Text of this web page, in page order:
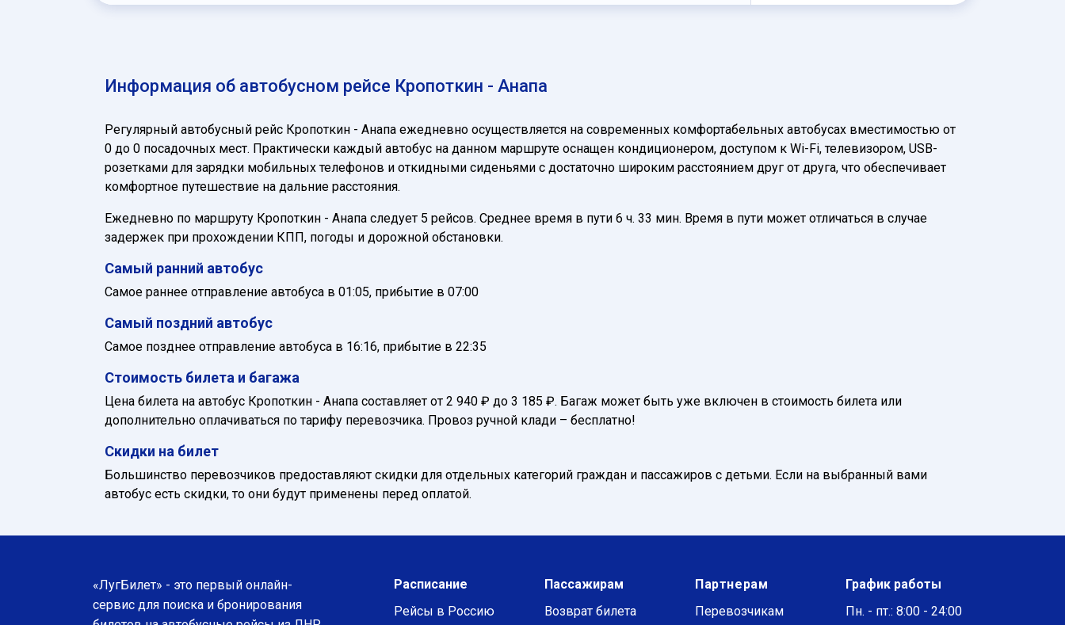
Информация об автобусном рейсе Кропоткин - Анапа
Регулярный автобусный рейс Кропоткин - Анапа ежедневно осуществляется на современных комфортабельных автобусах вместимостью от
0 до 0 посадочных мест. Практически каждый автобус на данном маршруте оснащен кондиционером, доступом к Wi-Fi, телевизором, USB-
розетками для зарядки мобильных телефонов и откидными сиденьями с достаточно широким расстоянием друг от друга, что обеспечивает
комфортное путешествие на дальние расстояния.
Ежедневно по маршруту Кропоткин - Анапа следует 5 рейсов. Среднее время в пути 6 ч. 33 мин. Время в пути может отличаться в случае
задержек при прохождении КПП, погоды и дорожной обстановки.
Самый ранний автобус
Самое раннее отправление автобуса в 01:05, прибытие в 07:00
Самый поздний автобус
Самое позднее отправление автобуса в 16:16, прибытие в 22:35
Стоимость билета и багажа
Цена билета на автобус Кропоткин - Анапа составляет от 2 940 ₽ до 3 185 ₽. Багаж может быть уже включен в стоимость билета или
дополнительно оплачиваться по тарифу перевозчика. Провоз ручной клади – бесплатно!
Скидки на билет
Большинство перевозчиков предоставляют скидки для отдельных категорий граждан и пассажиров с детьми. Если на выбранный вами
автобус есть скидки, то они будут применены перед оплатой.
«ЛугБилет» - это первый онлайн-
сервис для поиска и бронирования
Расписание
Рейсы в Россию
Пассажирам
Возврат билета
Партнерам
Перевозчикам
График работы
Пн. - пт.: 8:00 - 24:00